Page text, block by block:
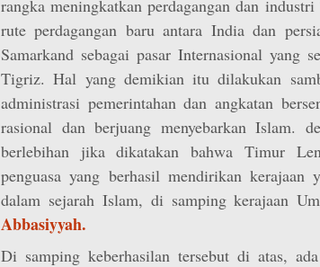
rangka meningkatkan perdagangan dan
rute perdagangan baru antara India dan
Samarkand sebagai pasar Internasional yang
Tigriz. Hal yang demikian itu dilakukan
administrasi pemerintahan dan angkatan
rasional dan berjuang menyebarkan Islam.
berlebihan jika dikatakan bahwa Timur
penguasa yang berhasil mendirikan kerajaan
dalam sejarah Islam, di samping kerajaan
Abbasiyyah.
Di samping keberhasilan tersebut di atas,